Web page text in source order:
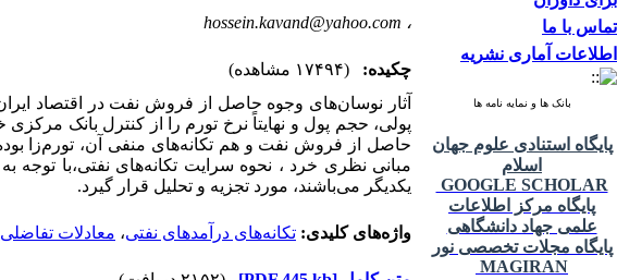
تماس با ما
اطلاعات آماری نشریه
بانک ها و نمایه نامه ها
پایگاه استنادی علوم جهان
اسلام
GOOGLE SCHOLAR
پایگاه مرکز اطلاعات
علمی جهاد دانشگاهی
پایگاه مجلات تخصصی نور
MAGIRAN
، hossein.kavand@yahoo.com
چکیده:
(۱۷۴۹۴ مشاهده)
آثار نوسان‌های وجوه حاصل از فروش نفت در اقتصاد
پولی، حجم پول و نهایتاً نرخ تورم را از کنترل بانک
حاصل از فروش نفت و هم تکانه‌های منفی آن، تورم‌زا
مبانی نظری خرد ، نحوه سرایت تکانه‌های نفتی،با توجه
یکدیگر می‌باشند، مورد تجزیه و تحلیل قرار گیرد.
واژه‌های کلیدی: تکانه‌های درآمدهای نفتی، معادلات